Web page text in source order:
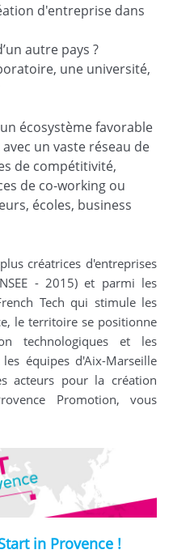
d'entreprise dans
autre pays ?
une université,
écosystème favorable
un vaste réseau de
de compétitivité,
de co-working ou
écoles, business
créatrices d'entreprises
- 2015) et parmi les
Tech qui stimule les
le territoire se positionne
technologiques et les
équipes d'Aix-Marseille
acteurs pour la création
Promotion, vous
in Provence !